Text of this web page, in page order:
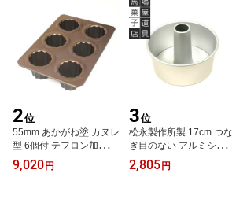
2位
55mm あかがね塗 カヌレ
型 6個付 テフロン加工 遠
赤外線 効果 | 空焼き 不要
テフロン 天板
9,020 円
3位
松永製作所製 17cm つな
ぎ目のない アルミシフォ
ンケーキ型 | ※一部商品
に馬嶋屋の刻印のものが
2,805 円